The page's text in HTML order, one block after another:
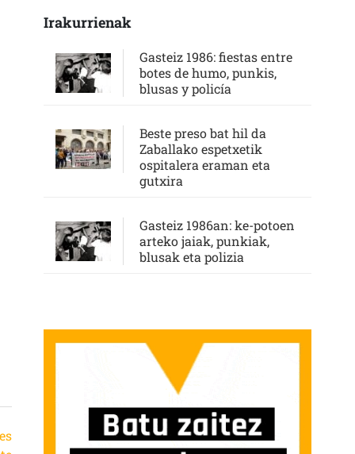
Irakurrienak
Gasteiz 1986: fiestas entre
botes de humo, punkis,
blusas y policía
Beste preso bat hil da
Zaballako espetxetik
ospitalera eraman eta
gutxira
Gasteiz 1986an: ke-potoen
arteko jaiak, punkiak,
blusak eta polizia